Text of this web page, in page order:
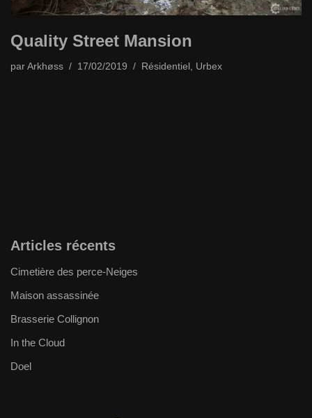
Quality Street Mansion
par Arkhøss 17/02/2019 Résidentiel , Urbex
Articles récents
Cimetière des perce-Neiges
Maison assassinée
Brasserie Collignon
In the Cloud
Doel